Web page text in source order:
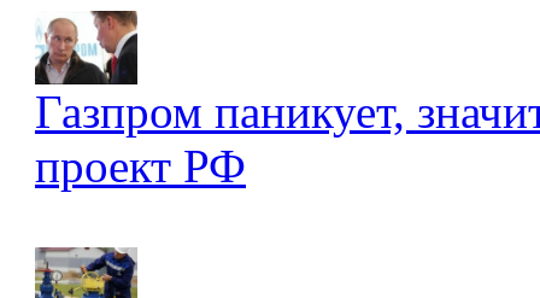
Газпром паникует,
проект РФ